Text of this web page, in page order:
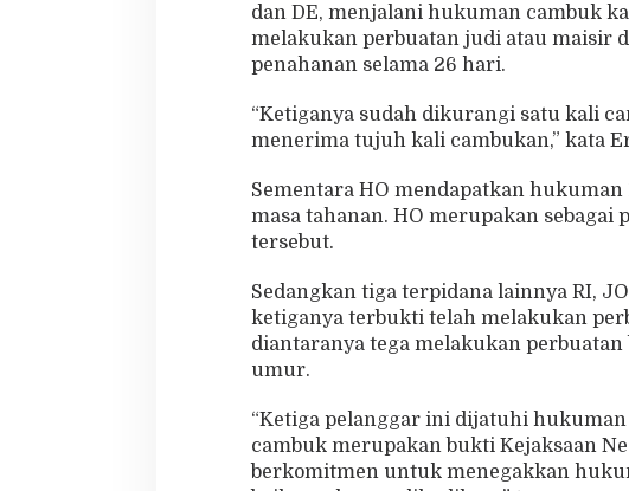
dan DE, menjalani hukuman cambuk
melakukan perbuatan judi atau maisir
penahanan selama 26 hari.
“Ketiganya sudah dikurangi satu kali
menerima tujuh kali cambukan,” kata
Sementara HO mendapatkan
masa tahanan. HO merupakan
tersebut.
Sedangkan tiga terpidana lainnya RI,
ketiganya terbukti telah melakukan
diantaranya tega melakukan
umur.
“Ketiga pelanggar ini dijatuhi
cambuk merupakan bukti Kejaksaan
berkomitmen untuk menegakkan